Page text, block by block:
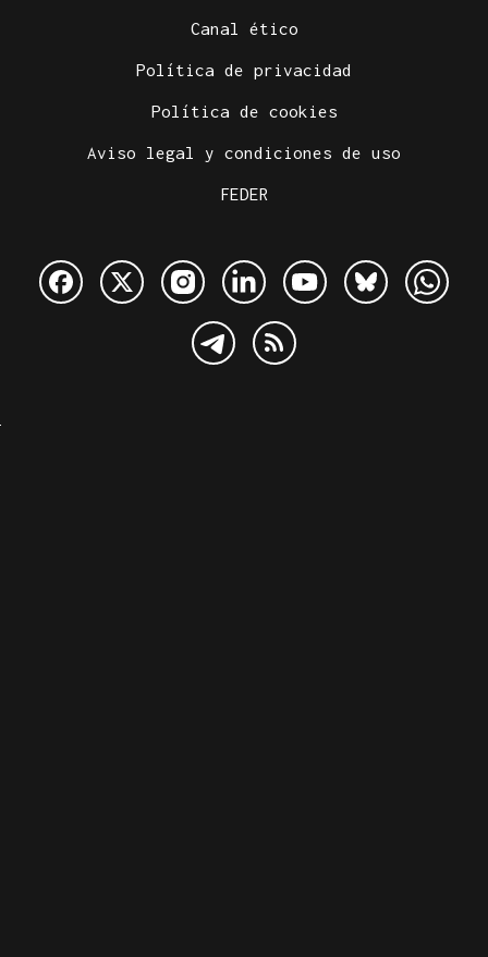
Canal ético
Política de privacidad
Política de cookies
Aviso legal y condiciones de uso
FEDER